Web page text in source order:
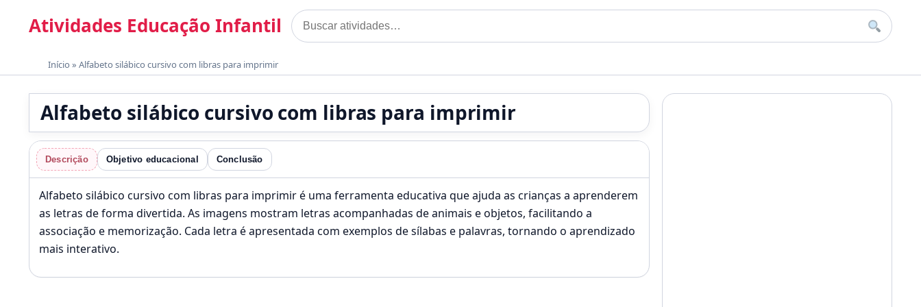
Atividades Educação Infantil Buscar por: Buscar
Início » Alfabeto silábico cursivo com libras para imprimir
Alfabeto silábico cursivo com libras para imprimir
Descrição Objetivo educacional Conclusão
Alfabeto silábico cursivo com libras para imprimir é uma ferramenta educativa que ajuda as crianças a aprenderem
as letras de forma divertida. As imagens mostram letras acompanhadas de animais e objetos, facilitando a
associação e memorização. Cada letra é apresentada com exemplos de sílabas e palavras, tornando o aprendizado
mais interativo.